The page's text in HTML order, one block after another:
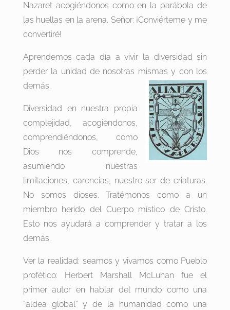
Nazaret acogiéndonos como en la parábola de
las huellas en la arena. Señor: ¡Conviérteme y me
convertiré!
Aprendemos cada día a vivir la diversidad sin
perder la unidad de nosotras mismas y con los
demás.
Diversidad en nuestra propia
complejidad, acogiéndonos,
comprendiéndonos, como
Dios nos comprende,
asumiendo nuestras
limitaciones, carencias, nuestro ser de criaturas.
No somos dioses. Tratémonos como a un
miembro herido del Cuerpo místico de Cristo.
Esto nos ayudará a comprender y tratar a los
demás.
Ver la realidad: seamos y vivamos como Pueblo
profético: Herbert Marshall McLuhan fue el
primer autor en hablar del mundo como una
“aldea global” y de la humanidad como una